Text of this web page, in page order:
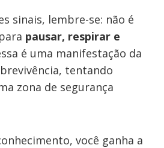
sinais, lembre-se: não é
pausar, respirar e
é uma manifestação da
tentando
zona de segurança
você ganha a